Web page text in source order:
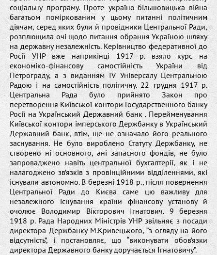
соціальну програму. Проте україно-більшовицька війна
багатьом поміркованим у цьому питанні політичним
діячам, серед яких були й провідники Центральної Ради,
розплющила очі щодо питання обрання Україною шляху
на державну незалежність. Керівництво федеративної до
Росії УНР вже наприкінці 1917 р. взяло курс на
економіко-фінансову самостійність України від
Петрограду, а з виданням IV Універсалу Центральною
Радою і на самостійність політичну. 22 грудня 1917 р.
Центральна Рада було прийнято Закон про
перетворення Київської контори Государственного банку
Росії на Український Державний банк . Перейменування
Київської контори імперського Держбанку в Український
Державний банк, втім, ще не означало його реального
заснування. Не було вироблено Статуту Держбанку, не
створено ні основного, ані запасного фондів, не було
запроваджено навіть центральної бухгалтерії, як і не
налагоджено зв’язків з провінційними відділеннями, які
існували автономно. В березні 1918 р., після повернення
Центральної Ради до Києва саме цю важливу для
незалежного існування країни фінансову установу й
очолює Володимир Вікторович Ігнатович. 9 березня
1918 р. Рада Народних Міністрів УНР звільняє з посади
директора Держбанку М.Кривецького, “з огляду на його
відсутність”, і постановляє, що “виконувати обов’язки
директора Державного банку доручається Ігнатовичу”.